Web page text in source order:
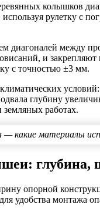
колышков
рулетку с
диагоналей между
и
с точностью ±3 мм.
глубину
работах.
— какие материалы
опорной
удобства монтажа